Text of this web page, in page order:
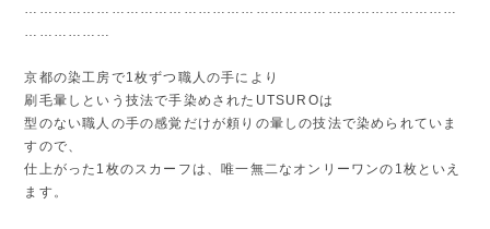
………………………………………………………………………………
………………
京都の染工房で1枚ずつ職人の手により
刷毛暈しという技法で手染めされたUTSUROは
型のない職人の手の感覚だけが頼りの暈しの技法で染められていま
すので、
仕上がった1枚のスカーフは、唯一無二なオンリーワンの1枚といえ
ます。